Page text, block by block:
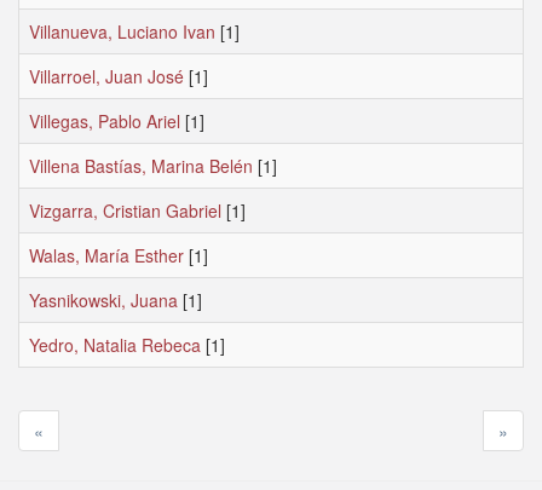
Villanueva, Luciano Ivan [1]
Villarroel, Juan José [1]
Villegas, Pablo Ariel [1]
Villena Bastías, Marina Belén [1]
Vizgarra, Cristian Gabriel [1]
Walas, María Esther [1]
Yasnikowski, Juana [1]
Yedro, Natalia Rebeca [1]
« »